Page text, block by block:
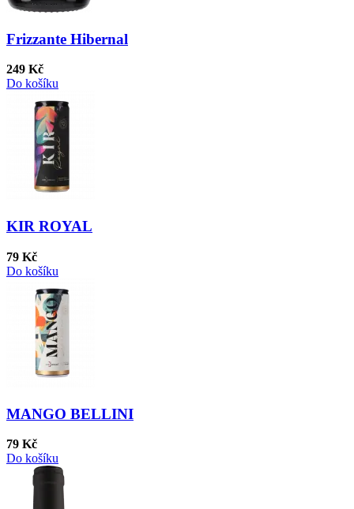
Frizzante Hibernal
249 Kč
Do košíku
KIR ROYAL
79 Kč
Do košíku
MANGO BELLINI
79 Kč
Do košíku